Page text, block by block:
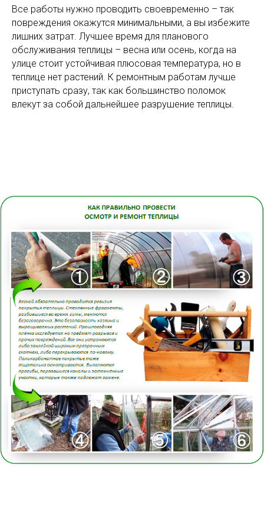
Все работы нужно проводить своевременно – так
повреждения окажутся минимальными, а вы избежите
лишних затрат. Лучшее время для планового
обслуживания теплицы – весна или осень, когда на
улице стоит устойчивая плюсовая температура, но в
теплице нет растений. К ремонтным работам лучше
приступать сразу, так как большинство поломок
влекут за собой дальнейшее разрушение теплицы.